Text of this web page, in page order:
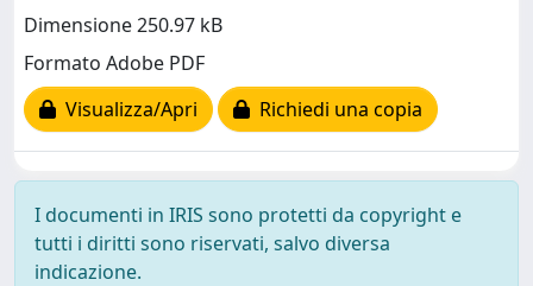
Dimensione 250.97 kB
Formato Adobe PDF
Visualizza/Apri
Richiedi una copia
I documenti in IRIS sono protetti da copyright e
tutti i diritti sono riservati, salvo diversa
indicazione.